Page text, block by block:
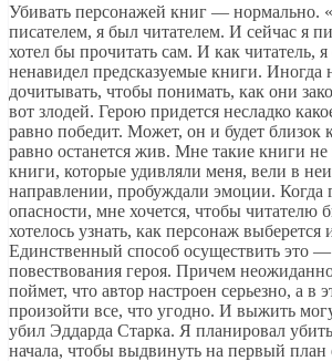
Убивать персонажей книг — нормально.
писателем, я был читателем. И сейчас я
хотел бы прочитать сам. И как читатель, я
ненавидел предсказуемые книги.
дочитывать, чтобы понимать, как они
вот злодей. Герою придется несладко
равно победит. Может, он и будет близок
равно останется жив. Мне такие книги
книги, которые удивляли меня, вели в
направлении, пробуждали эмоции. Когда
опасности, мне хочется, чтобы читателю
хотелось узнать, как персонаж выберется
Единственный способ осуществить это
повествования героя. Причем
поймет, что автор настроен серьезно, а в
произойти все, что угодно. И выжить
убил Эддарда Старка. Я планировал
начала, чтобы выдвинуть на первый план